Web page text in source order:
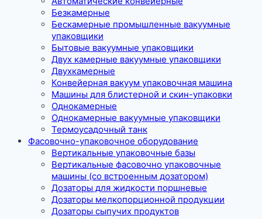
Безкамерные
Бескамерные промышленные вакуумные
упаковщики
Бытовые вакуумные упаковщики
Двух камерные вакуумные упаковщики
Двухкамерные
Конвейерная вакуум упаковочная машина
Машины для блистерной и скин-упаковки
Однокамерные
Однокамерные вакуумные упаковщики
Термоусадочный танк
Фасовочно-упаковочное оборудование
Вертикальные упаковочные базы
Вертикальные фасовочно упаковочные
машины (со встроенным дозатором)
Дозаторы для жидкости поршневые
Дозаторы мелкопорционной продукции
Дозаторы сыпучих продуктов